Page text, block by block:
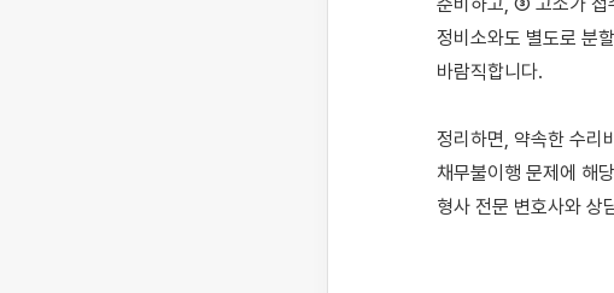
정비소와도 별도로 분
바람직합니다.
정리하면, 약속한 수리
채무불이행 문제에 해
형사 전문 변호사와 상